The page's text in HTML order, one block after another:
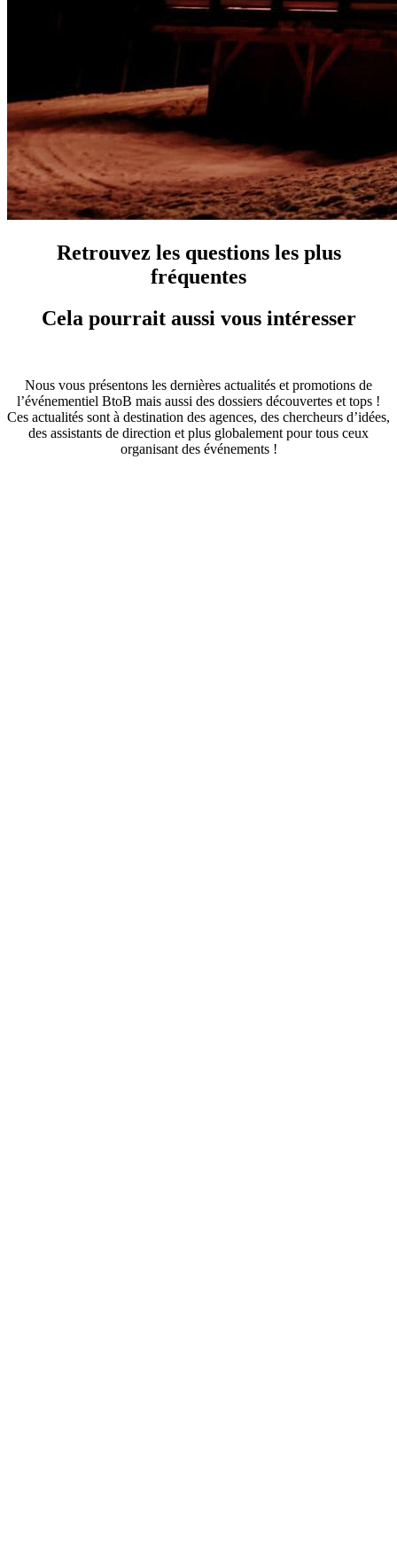
Retrouvez les questions les plus
fréquentes
Cela pourrait aussi vous intéresser
Nous vous présentons les dernières actualités et promotions de
l’événementiel BtoB mais aussi des dossiers découvertes et tops !
Ces actualités sont à destination des agences, des chercheurs d’idées,
des assistants de direction et plus globalement pour tous ceux
organisant des événements !